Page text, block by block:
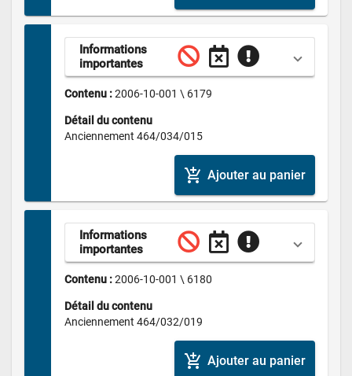
Informations
importantes
Contenu : 2006-10-001 \ 6179
Détail du contenu
Anciennement 464/034/015
add_shopping_cart Ajouter au panier
Informations
importantes
Contenu : 2006-10-001 \ 6180
Détail du contenu
Anciennement 464/032/019
add_shopping_cart Ajouter au panier